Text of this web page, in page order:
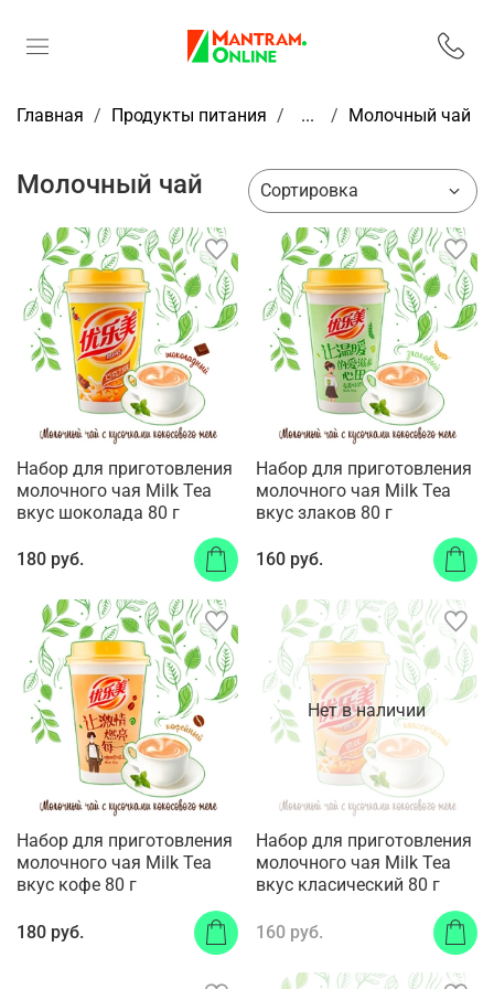
Главная Продукты питания ... Молочный чай
Молочный чай
Набор для приготовления
молочного чая Milk Tea
вкус шоколада 80 г
180 руб.
Набор для приготовления
молочного чая Milk Tea
вкус злаков 80 г
160 руб.
Набор для приготовления
молочного чая Milk Tea
вкус кофе 80 г
180 руб.
Нет в наличии
Набор для приготовления
молочного чая Milk Tea
вкус класический 80 г
160 руб.